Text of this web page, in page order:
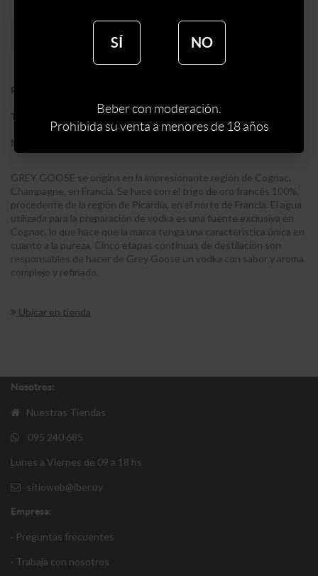
Sin stock web
PAIS
TIPO DE ESPIRITUOSA:VODKA
MARCA DE ESPIRITUOSA
GREY GOOSE se origina en la impresionante región de Cognac,
Champagne, en Francia. Se hace con el trigo de oro francés 100%,
procedente de la región de Picardía, en el norte de Francia. El agua
utilizada para la preparación de vodka es una fuente exclusiva en
Cognac, lo que hace que la marca tenga una característica única en
cuanto a la pureza. Cinco etapas continuas de destilación son
responsables de hacer de Grey Goose un vodka con sabor y aroma
complejo y refinado.
Ubicar en tienda
Nosotros:
Nuestras Tiendas
095 240 685
Lunes a Viernes de 09 a 18 hs
sitioweb@iber.uy
Empresa:
· Preguntas frecuentes
· Trabaja con nosotros
SÍ NO
Beber con moderación.
Prohibida su venta a menores de 18 años